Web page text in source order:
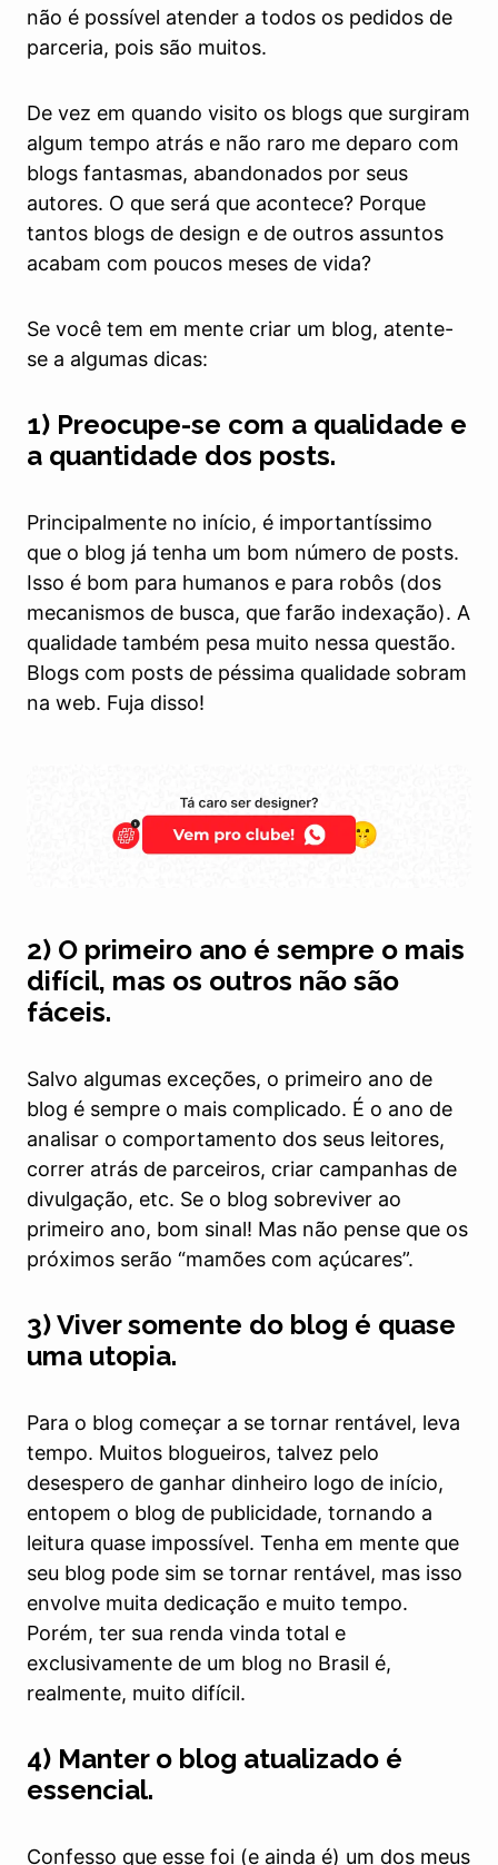
não é possível atender a todos os pedidos de
parceria, pois são muitos.
De vez em quando visito os blogs que surgiram
algum tempo atrás e não raro me deparo com
blogs fantasmas, abandonados por seus
autores. O que será que acontece? Porque
tantos blogs de design e de outros assuntos
acabam com poucos meses de vida?
Se você tem em mente criar um blog, atente-
se a algumas dicas:
1) Preocupe-se com a qualidade e
a quantidade dos posts.
Principalmente no início, é importantíssimo
que o blog já tenha um bom número de posts.
Isso é bom para humanos e para robôs (dos
mecanismos de busca, que farão indexação). A
qualidade também pesa muito nessa questão.
Blogs com posts de péssima qualidade sobram
na web. Fuja disso!
2) O primeiro ano é sempre o mais
difícil, mas os outros não são
fáceis.
Salvo algumas exceções, o primeiro ano de
blog é sempre o mais complicado. É o ano de
analisar o comportamento dos seus leitores,
correr atrás de parceiros, criar campanhas de
divulgação, etc. Se o blog sobreviver ao
primeiro ano, bom sinal! Mas não pense que os
próximos serão “mamões com açúcares”.
3) Viver somente do blog é quase
uma utopia.
Para o blog começar a se tornar rentável, leva
tempo. Muitos blogueiros, talvez pelo
desespero de ganhar dinheiro logo de início,
entopem o blog de publicidade, tornando a
leitura quase impossível. Tenha em mente que
seu blog pode sim se tornar rentável, mas isso
envolve muita dedicação e muito tempo.
Porém, ter sua renda vinda total e
exclusivamente de um blog no Brasil é,
realmente, muito difícil.
4) Manter o blog atualizado é
essencial.
Confesso que esse foi (e ainda é) um dos meus